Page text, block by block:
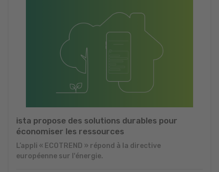
ista propose des solutions durables pour
économiser les ressources
L’appli « ECOTREND » répond à la directive
européenne sur l'énergie.